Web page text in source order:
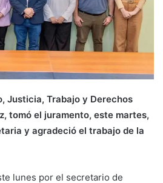
Justicia, Trabajo y Derechos
tomó el juramento, este martes,
y agradeció el trabajo de la
lunes por el secretario de